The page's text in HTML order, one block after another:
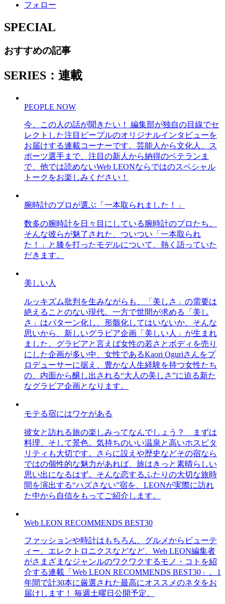
フォロー
SPECIAL
おすすめの記事
SERIES：連載
PEOPLE NOW
今、この人の話が聞きたい！ 編集部が独自の目線でセ
レクトした注目ピープルのオリジナルインタビューを
お届けする連載コーナーです。芸能人から文化人、ス
ポーツ選手まで、注目の新人から納得のベテランま
で、他では読めないWeb LEONならではのスペシャル
トークをお楽しみください！
腕時計のプロが選ぶ「一本取られました！」
数多の腕時計を日々目にしている腕時計のプロたち。
そんな彼らが魅了された、ついつい「一本取られ
た！」と膝を打ったモデルについて、熱く語っていた
だきます。
美しい人
ルッキズム批判を生みながらも、「美しさ」の需要は
絶えることのない現代。一方で世間が求める「美し
さ」はパターン化し、形骸化してはいないか、そんな
思いから、新しいグラビア企画「美しい人」が生まれ
ました。グラビアと言えば女性の若さとボディを売り
にした企画が多い中、女性であるKaori Oguriさんをプ
ロデューサーに据え、豊かな人生経験を持つ女性たち
の、内面から醸し出される“大人の美しさ”に迫る新た
なグラビア企画となります。
モテる宿にはワケがある
彼女と訪れる旅の楽しみってなんでしょう？ まずは
料理、そして景色。気持ちのいい温泉と高いホスピタ
リティも大切です。さらに設えや歴史などその宿なら
ではの個性的な魅力があれば、旅はきっと素晴らしい
思い出になるはず。そんな恋するふたりの大切な旅時
間を演出する“ハズさない”宿を、LEONが実際に訪れ
た中から自信をもってご紹介します。
Web LEON RECOMMENDS BEST30
ファッションや時計はもちろん、グルメからビューテ
ィー、エレクトロニクスなどなど、Web LEON編集者
がさまざまなジャンルのワクワクするモノ・コトを紹
介する連載「Web LEON RECOMMENDS BEST30」。1
年間で計30本に厳選された最高にオススメのネタをお
届けします！ 毎週土曜日公開予定。